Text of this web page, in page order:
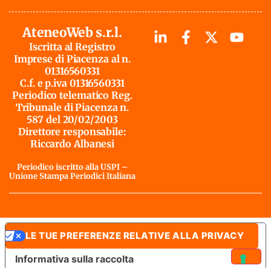
AteneoWeb s.r.l.
Iscritta al Registro
Imprese di Piacenza al n.
01316560331
C.f. e p.iva 01316560331
Periodico telematico Reg.
Tribunale di Piacenza n.
587 del 20/02/2003
Direttore responsabile:
Riccardo Albanesi
Periodico iscritto alla USPI –
Unione Stampa Periodici Italiana
Informativa sulla raccolta
LE TUE PREFERENZE RELATIVE ALLA PRIVACY